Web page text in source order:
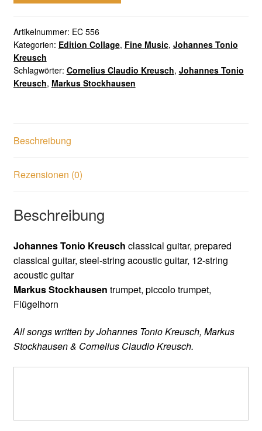
Artikelnummer: EC 556
Kategorien: Edition Collage, Fine Music, Johannes Tonio
Kreusch
Schlagwörter: Cornelius Claudio Kreusch, Johannes Tonio
Kreusch, Markus Stockhausen
Beschreibung
Rezensionen (0)
Beschreibung
Johannes Tonio Kreusch classical guitar, prepared
classical guitar, steel-string acoustic guitar, 12-string
acoustic guitar
Markus Stockhausen trumpet, piccolo trumpet,
Flügelhorn
All songs written by Johannes Tonio Kreusch, Markus
Stockhausen & Cornelius Claudio Kreusch.